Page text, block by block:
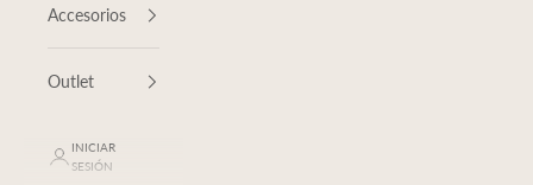
Accesorios
Outlet
INICIAR
SESIÓN